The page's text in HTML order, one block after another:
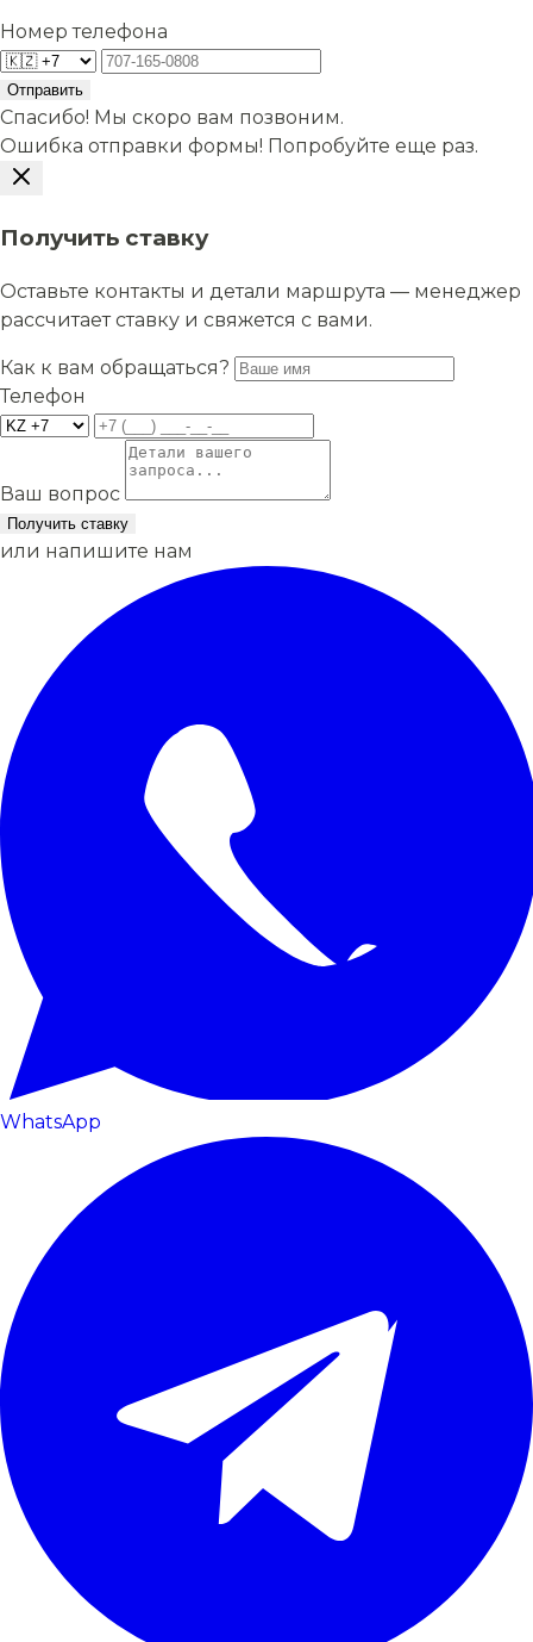
Номер телефона
Отправить
Спасибо! Мы скоро вам позвоним.
Ошибка отправки формы! Попробуйте еще раз.
Получить ставку
Оставьте контакты и детали маршрута — менеджер
рассчитает ставку и свяжется с вами.
Как к вам обращаться?
Телефон
Ваш вопрос
Получить ставку
или напишите нам
WhatsApp